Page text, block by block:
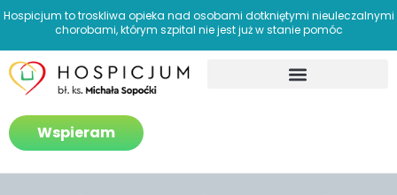
Hospicjum to troskliwa opieka nad osobami dotkniętymi nieuleczalnymi
chorobami, którym szpital nie jest już w stanie pomóc
Wspieram